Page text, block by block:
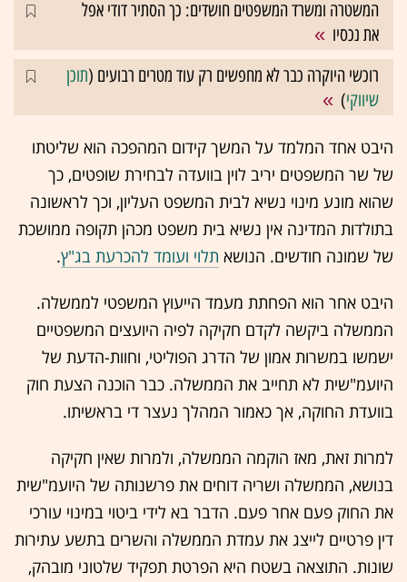
המשטרה ומשרד המשפטים חושדים: כך הסתיר דודי אפל
את נכסיו
רוכשי היוקרה כבר לא מחפשים רק עוד מטרים רבועים (תוכן
שיווקי)
היבט אחד המלמד על המשך קידום המהפכה הוא שליטתו
של שר המשפטים יריב לוין בוועדה לבחירת שופטים, כך
שהוא מונע מינוי נשיא לבית המשפט העליון, וכך לראשונה
בתולדות המדינה אין נשיא בית משפט מכהן תקופה ממושכת
של שמונה חודשים. הנושא תלוי ועומד להכרעת בג"ץ.
היבט אחר הוא הפחתת מעמד הייעוץ המשפטי לממשלה.
הממשלה ביקשה לקדם חקיקה לפיה היועצים המשפטיים
ישמשו במשרות אמון של הדרג הפוליטי, וחוות-הדעת של
היועמ"שית לא תחייב את הממשלה. כבר הוכנה הצעת חוק
בוועדת החוקה, אך כאמור המהלך נעצר די בראשיתו.
למרות זאת, מאז הוקמה הממשלה, ולמרות שאין חקיקה
בנושא, הממשלה ושריה דוחים את פרשנותה של היועמ"שית
את החוק פעם אחר פעם. הדבר בא לידי ביטוי במינוי עורכי
דין פרטיים לייצג את עמדת הממשלה והשרים בתשע עתירות
שונות. התוצאה בשטח היא הפרטת תפקיד שלטוני מובהק,